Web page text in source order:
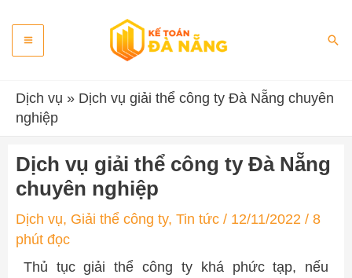
content
Main
Menu
Dịch vụ » Dịch vụ giải thể công ty Đà Nẵng chuyên
nghiệp
Dịch vụ giải thể công ty Đà Nẵng
chuyên nghiệp
Dịch vụ, Giải thể công ty, Tin tức/ 12/11/2022 / 8
phút đọc
Thủ tục giải thể công ty khá phức tạp, nếu